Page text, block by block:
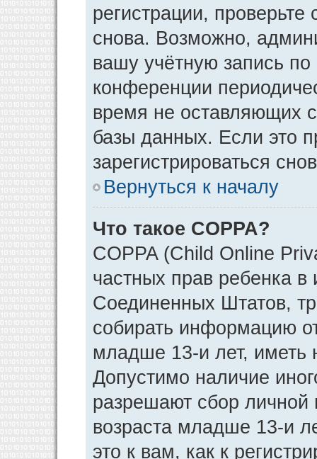
регистрации,
снова. Возможно,
вашу учётную запись
конференции
время не оставляющих
базы данных. Если это
зарегистрироваться
Вернуться к началу
Что такое COPPA?
COPPA (Child Online
частных прав ребенка в
Соединенных Штатов,
собирать информацию
младше 13-и лет, иметь
Допустимо наличие
разрешают сбор
возраста младше 13-и
это к вам, как к